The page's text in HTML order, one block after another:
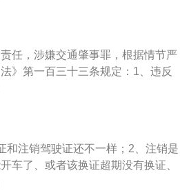
任，涉嫌交通肇事罪，根据情节严
》第一百三十三条规定：1、违反
重伤、死亡或者使公私财产遭受重
刑；3、因逃逸致人死亡的，处七
理交通肇事刑事案件具体应用法律
形之一的，处三年以下有期徒刑或
故全部或者主要责任的；b、死亡
产或者他人财产直接损失，负事故
和注销驾驶证还不一样；2、注销是
车了、或者该换证超期没有换证、
是就是驾驶人严重违反交通法而